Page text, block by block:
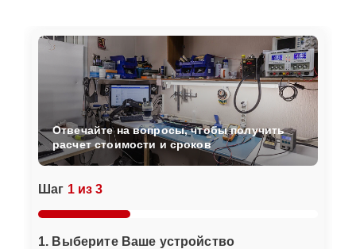
Шаг 1 из 3
1. Выберите Ваше устройство
Отвечайте на вопросы, чтобы получить
расчет стоимости и сроков